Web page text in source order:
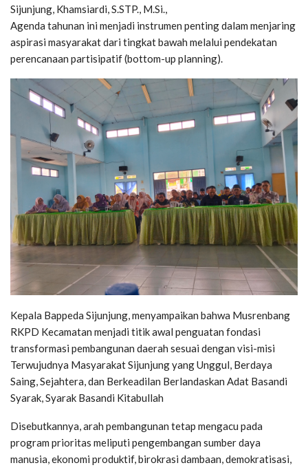
Sijunjung, Khamsiardi, S.STP., M.Si.,
Agenda tahunan ini menjadi instrumen penting dalam menjaring
aspirasi masyarakat dari tingkat bawah melalui pendekatan
perencanaan partisipatif (bottom-up planning).
Kepala Bappeda Sijunjung, menyampaikan bahwa Musrenbang
RKPD Kecamatan menjadi titik awal penguatan fondasi
transformasi pembangunan daerah sesuai dengan visi-misi
Terwujudnya Masyarakat Sijunjung yang Unggul, Berdaya
Saing, Sejahtera, dan Berkeadilan Berlandaskan Adat Basandi
Syarak, Syarak Basandi Kitabullah
Disebutkannya, arah pembangunan tetap mengacu pada
program prioritas meliputi pengembangan sumber daya
manusia, ekonomi produktif, birokrasi dambaan, demokratisasi,